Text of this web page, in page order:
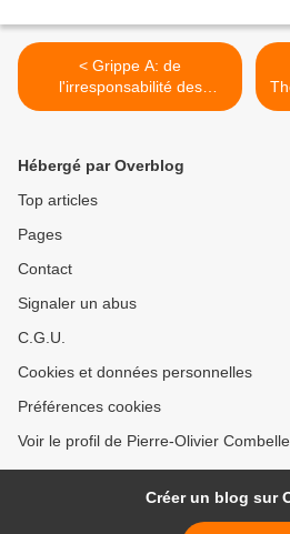
< Grippe A: de
l'irresponsabilité des
médecins
Hébergé par Overblog
Top articles
Pages
Contact
Signaler un abus
C.G.U.
Cookies et données personnelles
Préférences cookies
Voir le profil de Pierre-Olivier
Créer un blog sur